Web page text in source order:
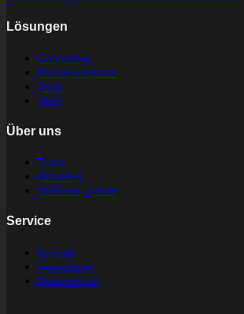
Lösungen
Consulting
Rechenzentrum
Tools
.NET
Über uns
Team
Aktuelles
Stellenangebote
Service
Kontakt
Impressum
Datenschutz